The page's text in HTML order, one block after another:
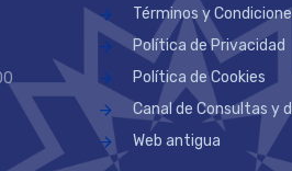
Términos y
Política de Privacidad
Política de Cookies
Canal de Consultas y
Web antigua